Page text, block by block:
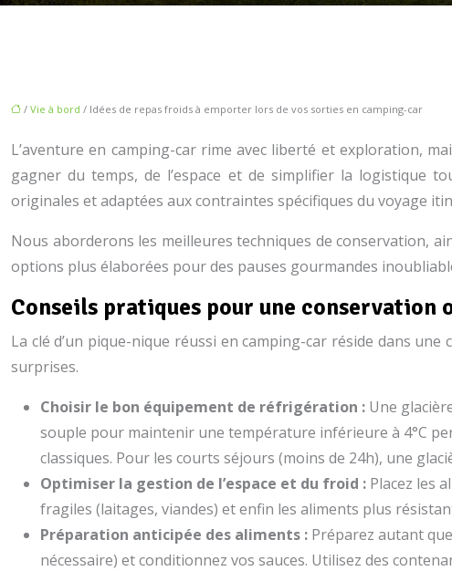
/ Vie à bord / Idées de repas froids à emporter lors de vos sorties en camping-car
L’aventure en camping-car rime avec liberté et exploration,
gagner du temps, de l’espace et de simplifier la logistique
originales et adaptées aux contraintes spécifiques du voyage
Nous aborderons les meilleures techniques de conservation,
options plus élaborées pour des pauses gourmandes
Conseils pratiques pour une conservation
La clé d’un pique-nique réussi en camping-car réside dans
surprises.
Choisir le bon équipement de réfrigération : Une
souple pour maintenir une température inférieure à 4°C
classiques. Pour les courts séjours (moins de 24h), une
Optimiser la gestion de l’espace et du froid : Placez les
fragiles (laitages, viandes) et enfin les aliments plus
Préparation anticipée des aliments : Préparez autant
nécessaire) et conditionnez vos sauces. Utilisez des